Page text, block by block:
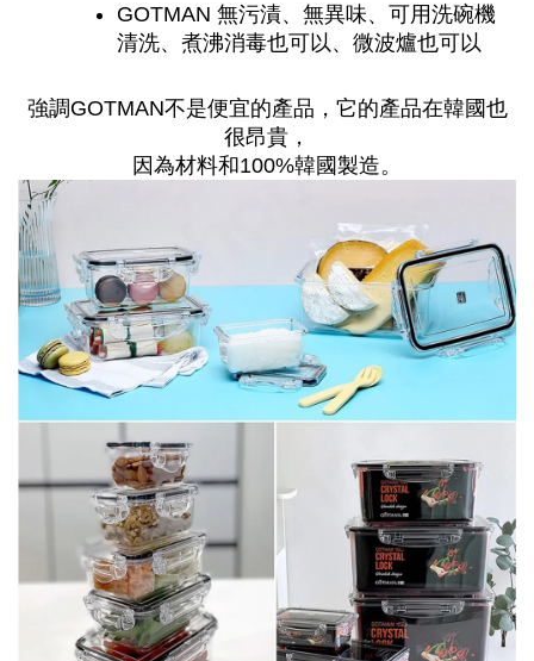
GOTMAN 無污漬、無異味、可用洗碗機
清洗、煮沸消毒也可以、微波爐也可以
強調GOTMAN不是便宜的產品，它的產品在韓國也
很昂貴，
因為材料和100%韓國製造。